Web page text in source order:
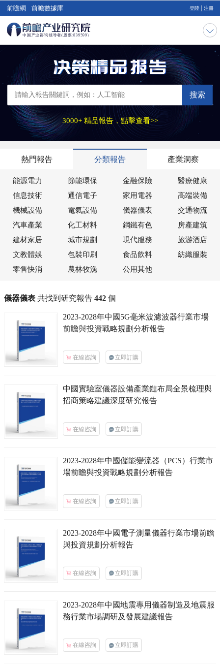
前瞻網 前瞻數據庫 登陸 注冊
搜索
3000+ 精品報告，點擊查看>>
熱門報告 分類報告 產業洞察
能源電力 節能環保 金融保險
醫療健康
信息技術
通信電子 家用電器
高端裝備
機械設備
電氣設備 儀器儀表
交通物流
汽車產業
化工材料 鋼鐵有色
房產建筑
建材家居
城市規劃 現代服務
旅游酒店
文教體娛
包裝印刷 食品飲料
紡織服裝
零售快消
農林牧漁 公用其他
儀器儀表 共找到研究報告 442 個
2023-2028年中國 5G毫米波濾波器行業市場
前瞻與投資戰略規劃分析報告
在線咨詢 立即訂購
中國實驗室儀器設備產業鏈布局全景梳理與
招商策略建議深度研究報告
在線咨詢 立即訂購
2023-2028年中國儲能變流器（PCS） 行業市
場前瞻與投資戰略規劃分析報告
在線咨詢 立即訂購
2023-2028年中國 電子測量儀器行業市場前瞻
與投資規劃分析報告
在線咨詢 立即訂購
2023-2028年中國地震專用儀器制造及地震服
務行業市場調研及發展建議報告
在線咨詢 立即訂購